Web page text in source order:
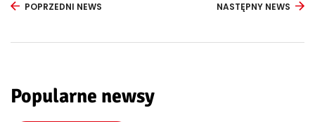
POPRZEDNI NEWS NASTĘPNY NEWS
Popularne newsy